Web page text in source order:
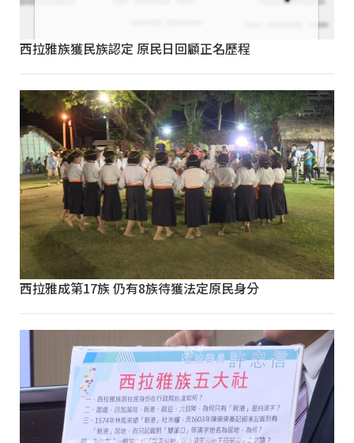
西拉雅族獲民族認定 原民日回顧正名歷程
西拉雅成第17族 仍有8族待獲法定原民身分